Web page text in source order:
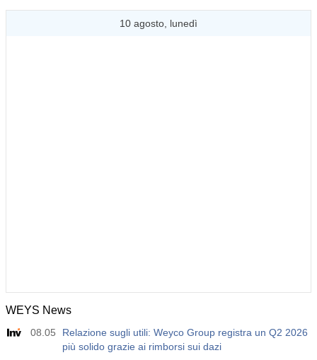
10 agosto, lunedì
WEYS News
08.05
Relazione sugli utili: Weyco Group registra un Q2 2026
più solido grazie ai rimborsi sui dazi